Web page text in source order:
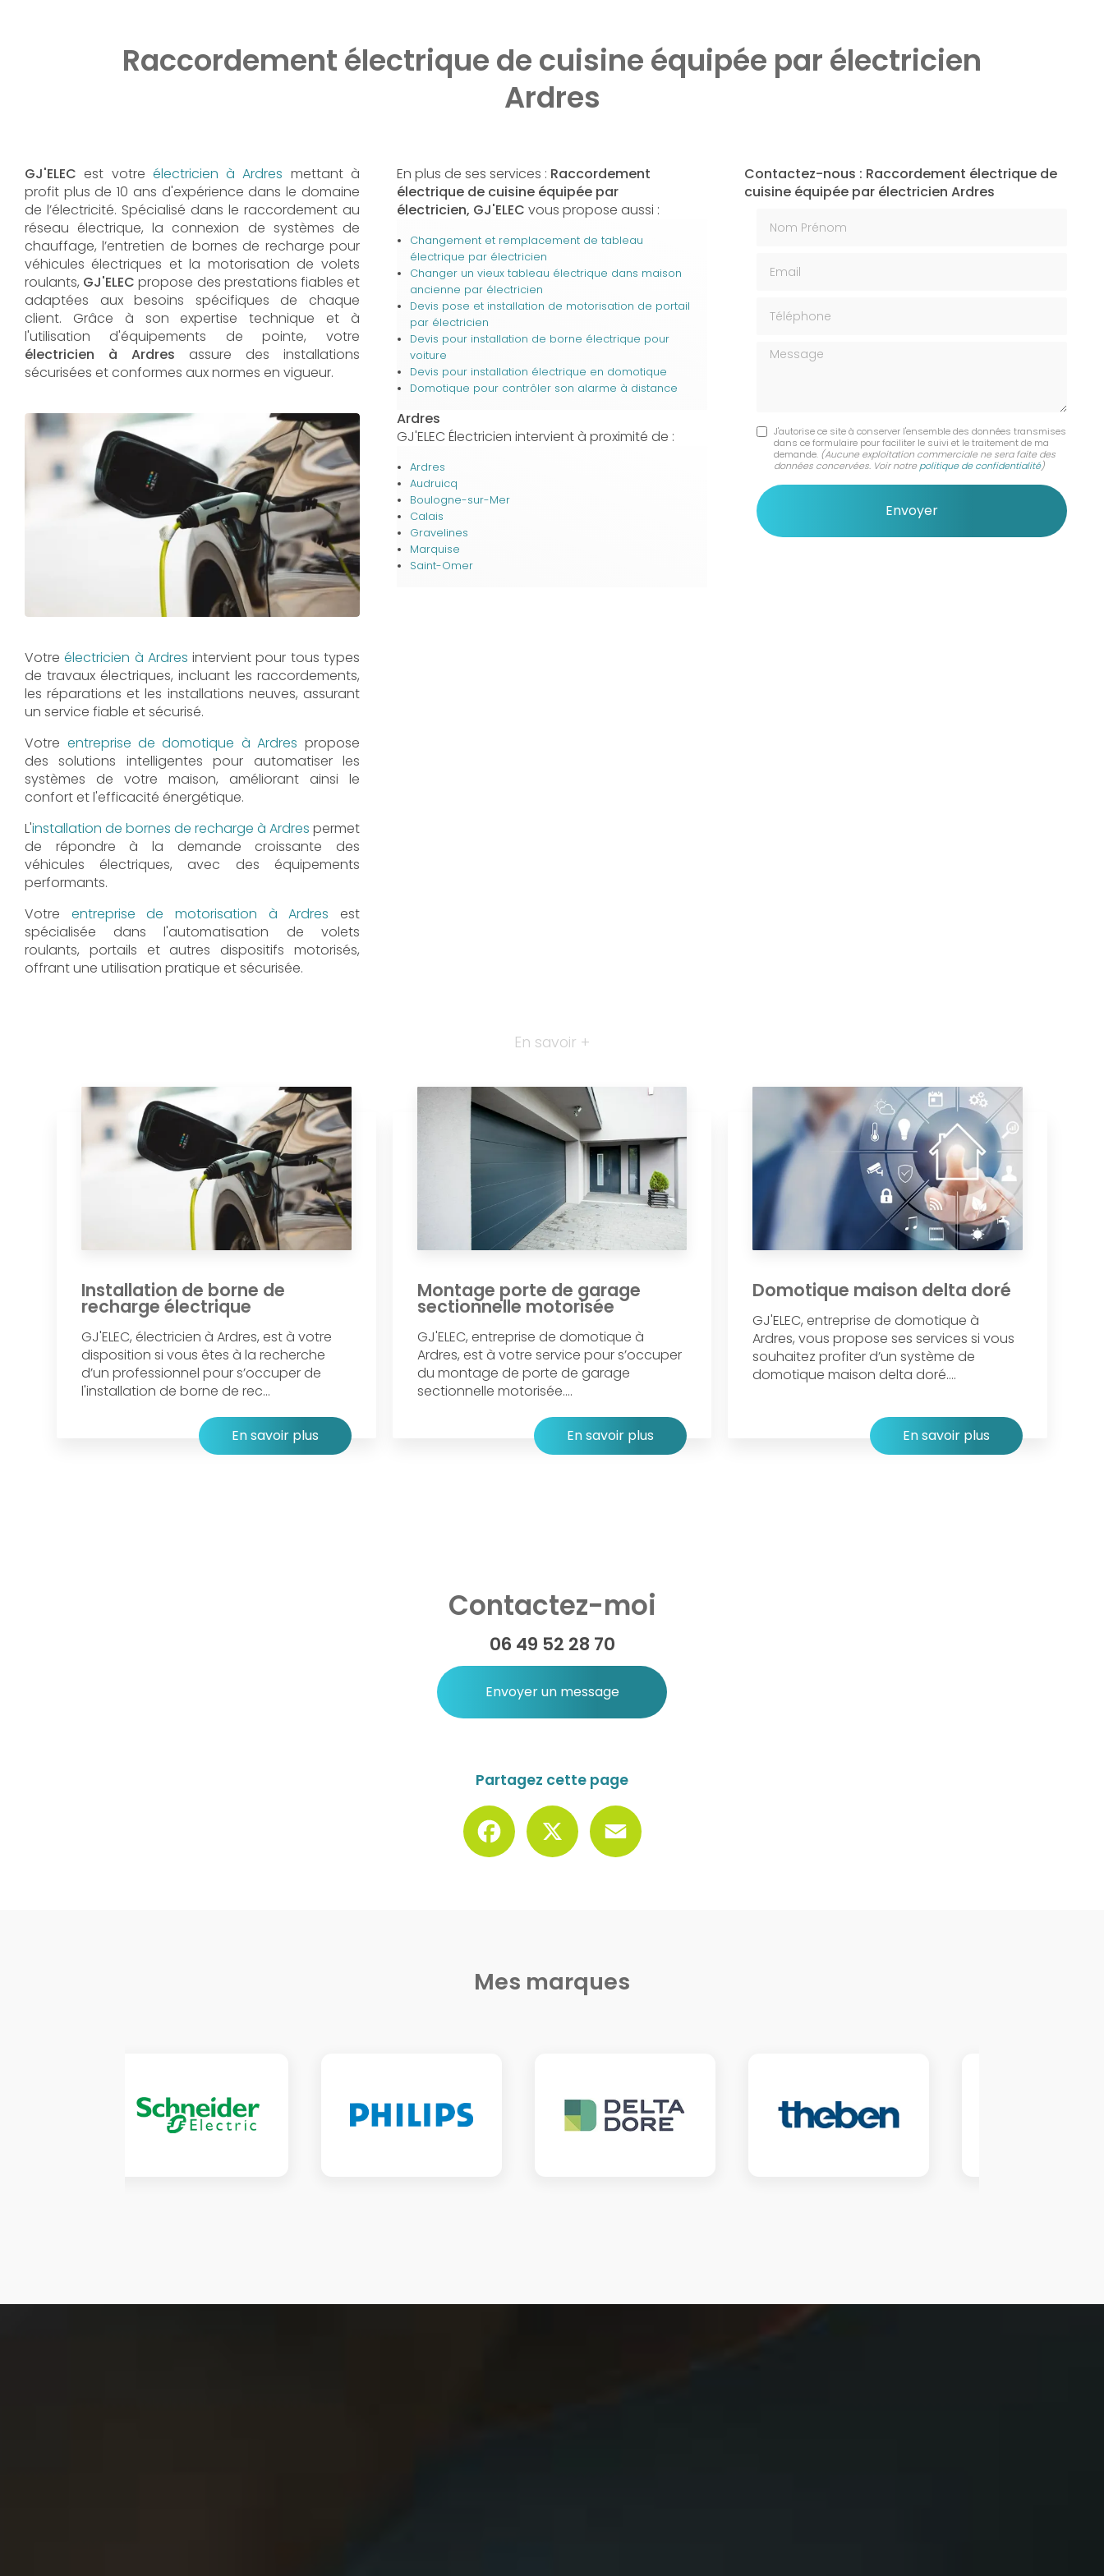
Raccordement électrique de cuisine équipée par électricien
Ardres
GJ'ELECest votre électricien à Ardres mettant à
profit plus de 10 ans d'expérience dans le domaine
de l’électricité. Spécialisé dans le raccordement au
réseau électrique, la connexion de systèmes de
chauffage, l’entretien de bornes de recharge pour
véhicules électriques et la motorisation de volets
roulants, GJ'ELEC propose des prestations fiables et
adaptées aux besoins spécifiques de chaque
client. Grâce à son expertise technique et à
l'utilisation d'équipements de pointe, votre
électricien à Ardres assure des installations
sécurisées et conformes aux normes en vigueur.
Votreélectricien à Ardres intervient pour tous types
de travaux électriques, incluant les raccordements,
les réparations et les installations neuves, assurant
un service fiable et sécurisé.
Votre entreprise de domotique à Ardres propose
des solutions intelligentes pour automatiser les
systèmes de votre maison, améliorant ainsi le
confort et l'efficacité énergétique.
L'installation de bornes de recharge à Ardres permet
de répondre à la demande croissante des
véhicules électriques, avec des équipements
performants.
Votre entreprise de motorisation à Ardres est
spécialisée dans l'automatisation de volets
roulants, portails et autres dispositifs motorisés,
offrant une utilisation pratique et sécurisée.
En plus de ses services : Raccordement
électrique de cuisine équipée par
électricien, GJ'ELEC vous propose aussi :
Changement et remplacement de tableau
électrique par électricien
Changer un vieux tableau électrique dans maison
ancienne par électricien
Devis pose et installation de motorisation de portail
par électricien
Devis pour installation de borne électrique pour
voiture
Devis pour installation électrique en domotique
Domotique pour contrôler son alarme à distance
Ardres
GJ'ELEC Électricien intervient à proximité de :
Ardres
Audruicq
Boulogne-sur-Mer
Calais
Gravelines
Marquise
Saint-Omer
Contactez-nous : Raccordement électrique de
cuisine équipée par électricien Ardres
Message
J'autorise ce site à conserver l'ensemble des données transmises
dans ce formulaire pour faciliter le suivi et le traitement de ma
demande. (Aucune exploitation commerciale ne sera faite des
données concervées. Voir notrepolitique de confidentialité)
En savoir +
Installation de borne de
recharge électrique
GJ'ELEC, électricien à Ardres, est à votre
disposition si vous êtes à la recherche
d’un professionnel pour s’occuper de
l'installation de borne de rec...
En savoir plus
Montage porte de garage
sectionnelle motorisée
GJ'ELEC, entreprise de domotique à
Ardres, est à votre service pour s’occuper
du montage de porte de garage
sectionnelle motorisée....
En savoir plus
Domotique maison delta doré
GJ'ELEC, entreprise de domotique à
Ardres, vous propose ses services si vous
souhaitez profiter d’un système de
domotique maison delta doré....
En savoir plus
Contactez-moi
06 49 52 28 70
Envoyer un message
Partagez cette page
Facebook
Mes marques